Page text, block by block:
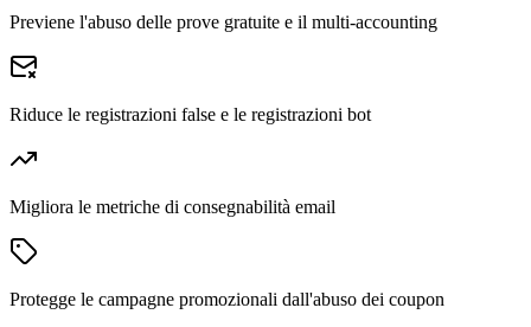
Previene l'abuso delle prove gratuite e il multi-accounting
Riduce le registrazioni false e le registrazioni bot
Migliora le metriche di consegnabilità email
Protegge le campagne promozionali dall'abuso dei coupon